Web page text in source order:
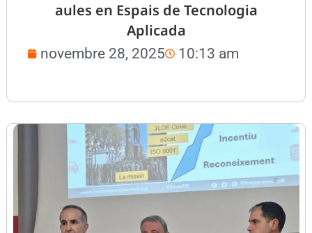
aules en Espais de Tecnologia
Aplicada
novembre 28, 2025 10:13 am